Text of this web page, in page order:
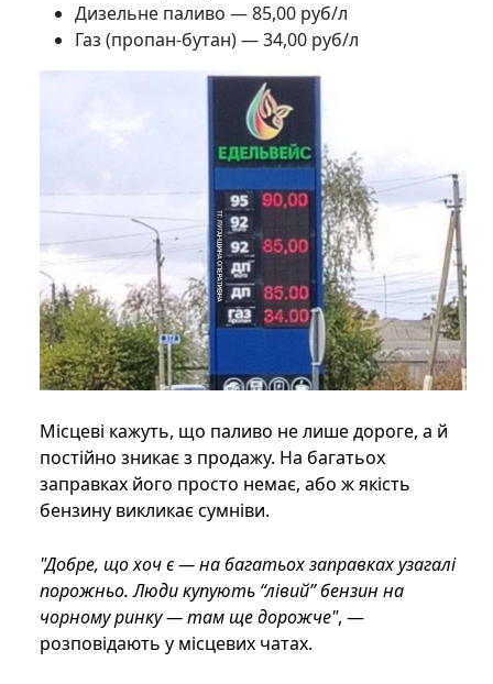
Дизельне паливо — 85,00 руб/л
Газ (пропан-бутан) — 34,00 руб/л
Місцеві кажуть, що паливо не лише дороге, а й
постійно зникає з продажу. На багатьох
заправках його просто немає, або ж якість
бензину викликає сумніви.
"Добре, що хоч є — на багатьох заправках узагалі
порожньо. Люди купують “лівий” бензин на
чорному ринку — там ще дорожче", —
розповідають у місцевих чатах.